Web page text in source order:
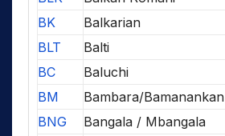
BK
Balkarian
BLT
Balti
BC
Baluchi
BM
Bambara/Bamanankan
BNG
Bangala / Mbangala